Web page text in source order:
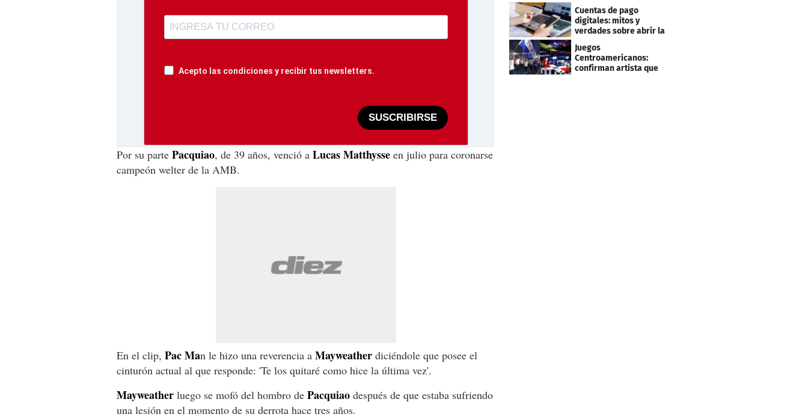
Acepto las condiciones y recibir tus newsletters.
SUSCRIBIRSE
Por su parte Pacquiao, de 39 años, venció a Lucas Matthysse en julio para coronarse
campeón welter de la AMB.
En el clip, Pac Man le hizo una reverencia a Mayweather diciéndole que posee el
cinturón actual al que responde: 'Te los quitaré como hice la última vez'.
Mayweather luego se mofó del hombro de Pacquiao después de que estaba sufriendo
una lesión en el momento de su derrota hace tres años.
clientes
Cuentas de pago
digitales: mitos y
verdades sobre abrir la
Juegos
Centroamericanos:
confirman artista que